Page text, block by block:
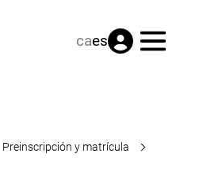
caes Menú
Preinscripción y matrícula